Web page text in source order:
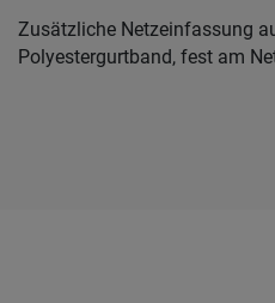
Zusätzliche Netzeinfassung
Polyestergurtband, fest am